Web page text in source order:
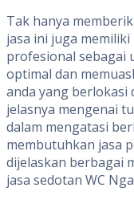
Tak hanya
jasa ini juga
profesional sebagai
optimal dan
anda yang berlokasi
jelasnya mengenai
dalam mengatasi
membutuhkan jasa
dijelaskan berbagai
jasa sedotan WC